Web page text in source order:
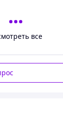
все